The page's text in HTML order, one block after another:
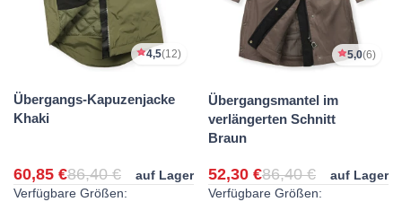
4,5(12)
Übergangs-Kapuzenjacke
Khaki
60,85 €86,40 €
auf Lager
Verfügbare Größen:
5,0(6)
Übergangsmantel im
verlängerten Schnitt
Braun
52,30 €86,40 €
auf Lager
Verfügbare Größen: